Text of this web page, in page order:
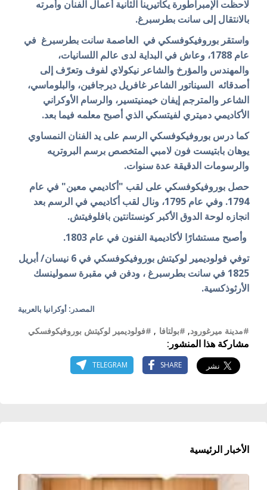
لاحظت الإمبراطورة يكاتيرينا الثانية أعمال الفنان وأمرته
بالانتقال إلى سانت بطرسبرغ.
واستقر بوروفيكوفسكي في العاصمة سانت بطرسبرغ في
عام 1788، وعاش في البداية لدى عالم اللسانيات،
والمهندس والمؤرخ والشاعر نيكولاي لفوف وتعرّف إلى
أصدقائه السيناتور الشاعر غافريل ديرجافين، والبلوماسي،
الشاعر والمترجم إيفان خيمنيتسير، والرسام الأوكراني
الأكاديمي دميتري لفيتسكي الذي أصبح معلمه فيما بعد.
كما درس بوروفيكوفسكي الرسم على يد الفنان النمساوي
يوهان بابتيست فون لامبي المتخصص برسم البروتريه
والرسومات الدقيقة عدة سنوات.
حصل بوروفيكوفسكي على لقب "أكاديمي معين" في عام
1794. وفي عام 1795، ونال لقب أكاديمي في الرسم بعد
انجازه لوحة الدوق الأكبر كونستانتين بافلوفيتش.
وأصبح مستشارًا لأكاديمية الفنون في عام 1803.
توفي فولوديمير لوكيتش بوروفيكوفسكي في 6 نيسان/ أبريل
1825 في سانت بطرسبرغ ، ودفن في مقبرة سمولينسك
الأرثوذكسية.
المصدر: أوكرانيا بالعربية
#مدينة ميرغورود, #بولتافا , #فولوديمير لوكيتش بوروفيكوفسكي
مشاركة هذا المنشور:
SHARE
TELEGRAM
الأخبار الرئيسية